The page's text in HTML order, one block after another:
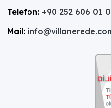
Telefon: +90 252 606 01
Mail: